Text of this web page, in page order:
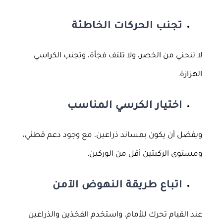
تجنب الحركات الخاطئة
لا تنحني من الخصر، ولا تلتف فجأة، وتجنب الكراسي
الهزازة.
اختيار الكرسي المناسب
ويفضل أن يكون بمساند ذراعين، مع وجود دعم قطني،
ومستوى الركبتين أقل من الوركين.
اتباع طريقة النهوض الآمن
عند القيام تحرك للأمام، واستخدم الفخذين والذراعين